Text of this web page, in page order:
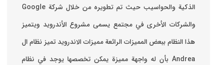
والشركات الأخرى في مجتمع يسمى مشروع الأندرويد ويتميز
هذا النظام ببعض المميزات الرائعة ‏مميزات الاندرويد ‏تميز نظام ال
Andrea بأن له واجهة مميزة يمكن تخصصها ‏يوجد في نظام